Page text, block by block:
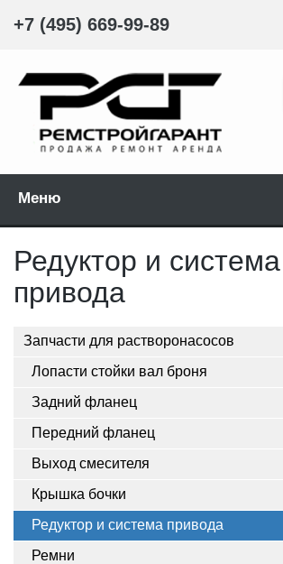
+7 (495) 669-99-89
Меню
Редуктор и система
привода
Запчасти для растворонасосов
Лопасти стойки вал броня
Задний фланец
Передний фланец
Выход смесителя
Крышка бочки
Редуктор и система привода
Ремни